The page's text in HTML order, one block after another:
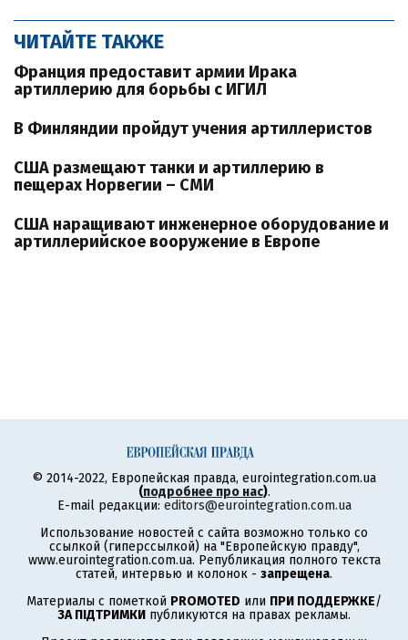
ЧИТАЙТЕ ТАКЖЕ
Франция предоставит армии Ирака
артиллерию для борьбы с ИГИЛ
В Финляндии пройдут учения артиллеристов
США размещают танки и артиллерию в
пещерах Норвегии – СМИ
США наращивают инженерное оборудование и
артиллерийское вооружение в Европе
© 2014-2022, Европейская правда, eurointegration.com.ua
(подробнее про нас).
E-mail редакции: editors@eurointegration.com.ua
Использование новостей с сайта возможно только со
ссылкой (гиперссылкой) на "Европейскую правду",
www.eurointegration.com.ua. Републикация полного текста
статей, интервью и колонок - запрещена.
Материалы с пометкой PROMOTED или ПРИ ПОДДЕРЖКЕ/
ЗА ПІДТРИМКИ публикуются на правах рекламы.